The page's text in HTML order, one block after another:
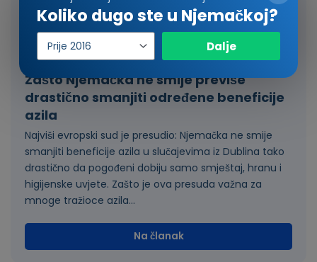
Zašto Njemačka ne smije previše
drastično smanjiti određene beneficije
azila
Najviši evropski sud je presudio: Njemačka ne smije
smanjiti beneficije azila u slučajevima iz Dublina tako
drastično da pogođeni dobiju samo smještaj, hranu i
higijenske uvjete. Zašto je ova presuda važna za
mnoge tražioce azila...
Na članak
Koliko dugo ste u Njemačkoj?
Godina
ulaska
Dalje